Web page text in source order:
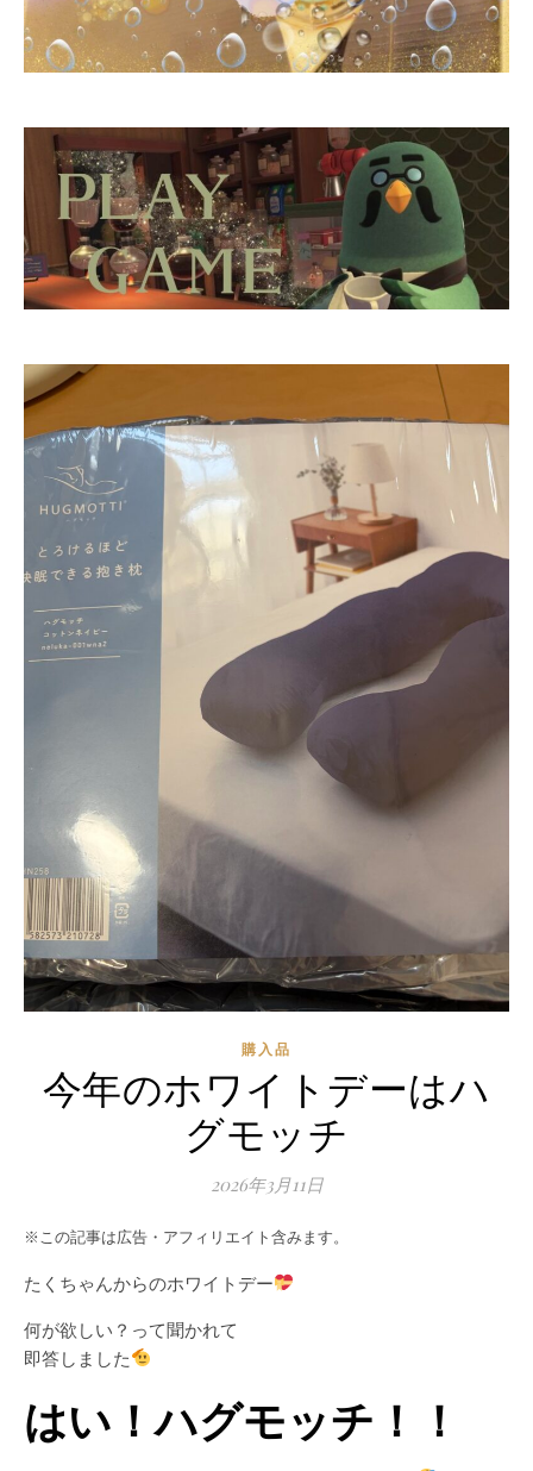
購入品
今年のホワイトデーはハ
グモッチ
2026年3月11日
※この記事は広告・アフィリエイト含みます。
たくちゃんからのホワイトデー
何が欲しい？って聞かれて
即答しました
はい！ハグモッチ！！